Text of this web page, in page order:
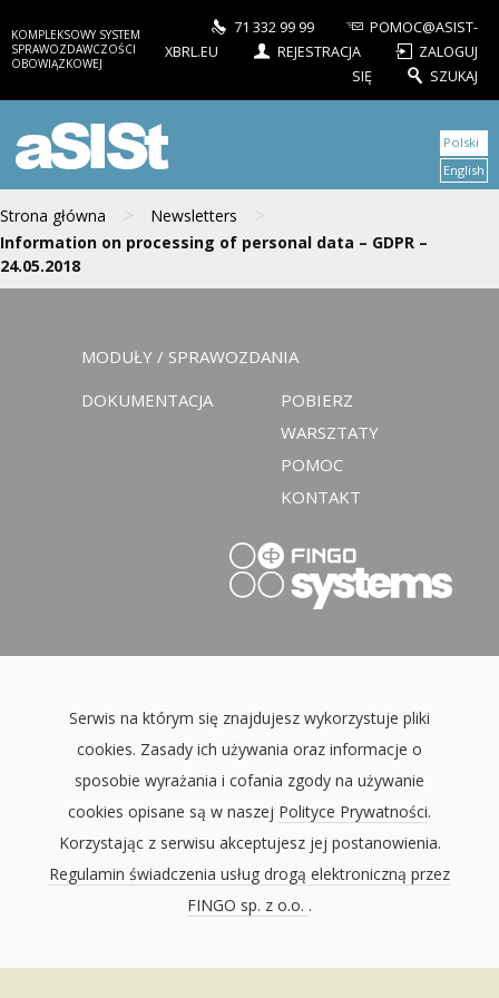
KOMPLEKSOWY SYSTEM
SPRAWOZDAWCZOŚCI
OBOWIĄZKOWEJ
71 332 99 99
POMOC@ASIST-
XBRL.EU
REJESTRACJA
ZALOGUJ
SIĘ
SZUKAJ
aSISt
Strona główna > Newsletters >
Information on processing of personal data – GDPR –
24.05.2018
Polski
English
MODUŁY / SPRAWOZDANIA
DOKUMENTACJA
POBIERZ
WARSZTATY
POMOC
KONTAKT
Serwis na którym się znajdujesz wykorzystuje pliki
cookies. Zasady ich używania oraz informacje o
sposobie wyrażania i cofania zgody na używanie
cookies opisane są w naszej Polityce Prywatności.
Korzystając z serwisu akceptujesz jej postanowienia.
Regulamin świadczenia usług drogą elektroniczną przez
FINGO sp. z o.o. .